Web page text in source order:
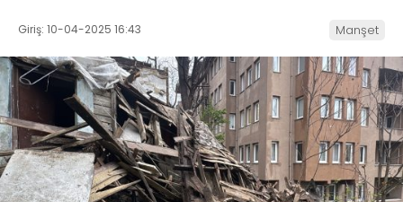
Giriş: 10-04-2025 16:43 Manşet